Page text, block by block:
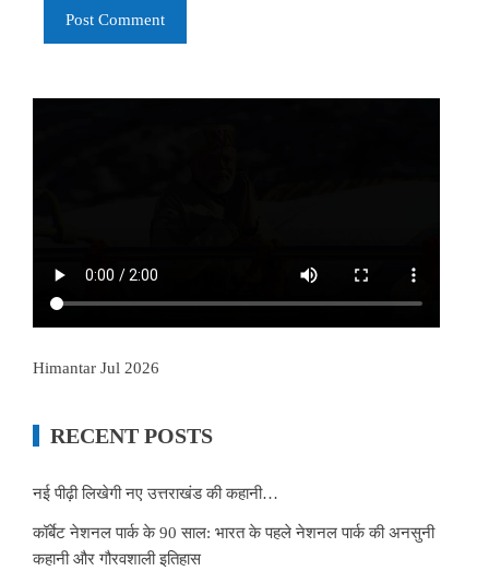
Himantar Jul 2026
RECENT POSTS
नई पीढ़ी लिखेगी नए उत्तराखंड की कहानी…
कॉर्बेट नेशनल पार्क के 90 साल: भारत के पहले नेशनल पार्क की अनसुनी
कहानी और गौरवशाली इतिहास